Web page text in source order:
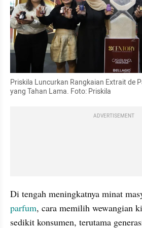
Priskila Luncurkan Rangkaian Extrait de
yang Tahan Lama. Foto: Priskila
ADVERTISEMENT
parfum, cara memilih wewangian
sedikit konsumen, terutama